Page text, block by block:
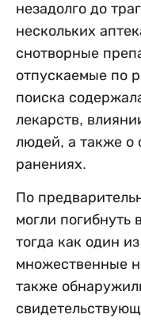
незадолго до
нескольких
снотворные
отпускаемые по
поиска
лекарств,
людей, а также о
ранениях.
По
могли погибнуть
тогда как один
множественные
также